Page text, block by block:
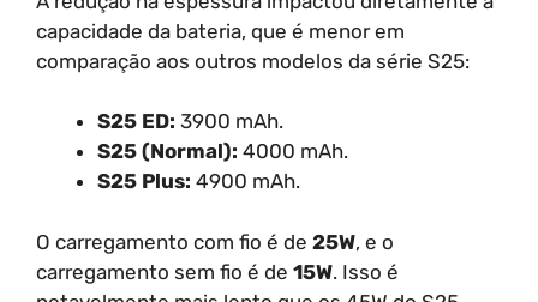
capacidade da bateria, que é menor em
comparação aos outros modelos da série S25:
S25 ED: 3900 mAh.
S25 (Normal): 4000 mAh.
S25 Plus: 4900 mAh.
O carregamento com fio é de 25W, e o
carregamento sem fio é de 15W. Isso é